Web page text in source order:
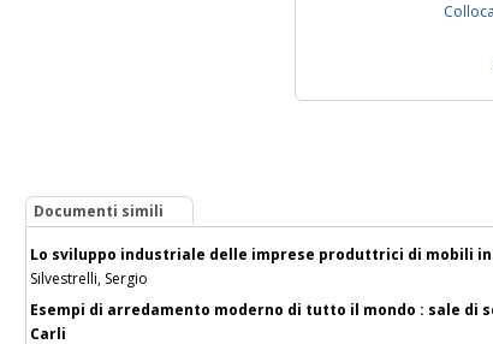
Documenti simili
Lo sviluppo industriale delle imprese produttrici di mobili
Silvestrelli, Sergio
Esempi di arredamento moderno di tutto il mondo : sale di
Carli